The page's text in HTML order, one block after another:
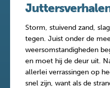
Storm, stuivend zand,
tegen. Juist onder de
weersomstandigheden
en moet hij de deur uit.
allerlei verrassingen op
snel zijn, want als de